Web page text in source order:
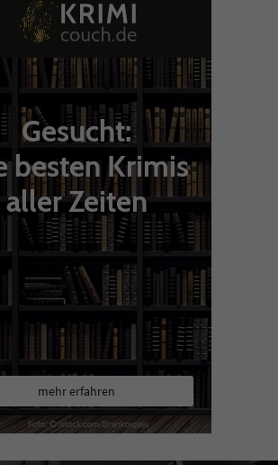
Gesucht:
besten Krimis
aller Zeiten
mehr erfahren